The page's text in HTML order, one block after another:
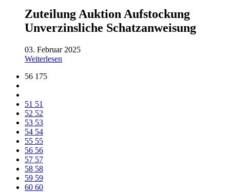
Zuteilung Auktion Aufstockung
Unverzinsliche Schatzanweisung
03. Februar 2025
Weiterlesen
56 175
51 51
52 52
53 53
54 54
55 55
56 56
57 57
58 58
59 59
60 60